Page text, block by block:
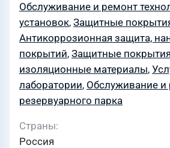
Обслуживание и ремонт
установок, Защитные
Антикоррозионная защита,
покрытий, Защитные
изоляционные материалы,
лаборатории, Обслуживание и
резервуарного парка
Страны
Россия